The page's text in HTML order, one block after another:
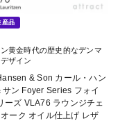
産品
黄金時代の歴史的なデンマ
ザイン
& Son カール・ハン
サン Foyer Series フォイ
ーズ VLA76 ラウンジチェ
ーク オイル仕上げ レザ